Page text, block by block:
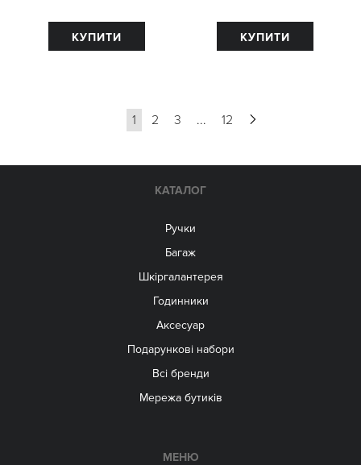
КУПИТИ КУПИТИ
1 2 3 ... 12
КАТАЛОГ
Ручки
Багаж
Шкіргалантерея
Годинники
Аксесуар
Подарункові набори
Всі бренди
Мережа бутиків
МЕНЮ